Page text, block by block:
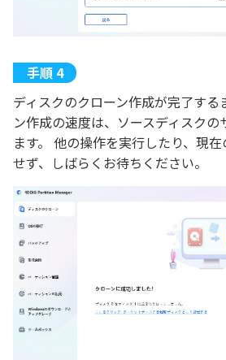
ディスクのクローン作成が完了する
ン作成の速度は、ソースディスクの
ます。 他の操作を実行したり、現
せず、しばらくお待ちください。